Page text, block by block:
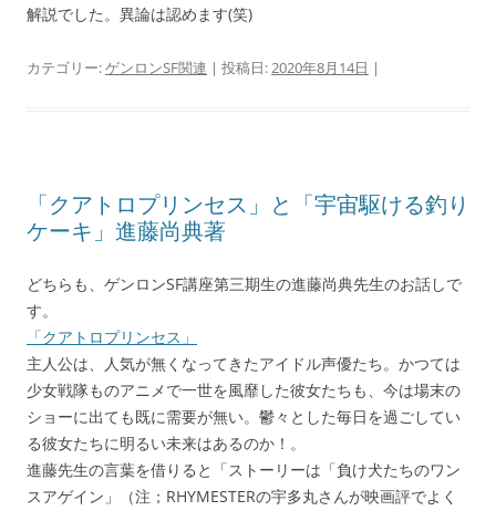
解説でした。異論は認めます(笑)
カテゴリー:ゲンロンSF関連 | 投稿日:2020年8月14日 |
「クアトロプリンセス」と「宇宙駆ける釣り
ケーキ」進藤尚典著
どちらも、ゲンロンSF講座第三期生の進藤尚典先生のお話しで
す。
「クアトロプリンセス」
主人公は、人気が無くなってきたアイドル声優たち。かつては
少女戦隊ものアニメで一世を風靡した彼女たちも、今は場末の
ショーに出ても既に需要が無い。鬱々とした毎日を過ごしてい
る彼女たちに明るい未来はあるのか！。
進藤先生の言葉を借りると「ストーリーは「負け犬たちのワン
スアゲイン」（注；RHYMESTERの宇多丸さんが映画評でよく